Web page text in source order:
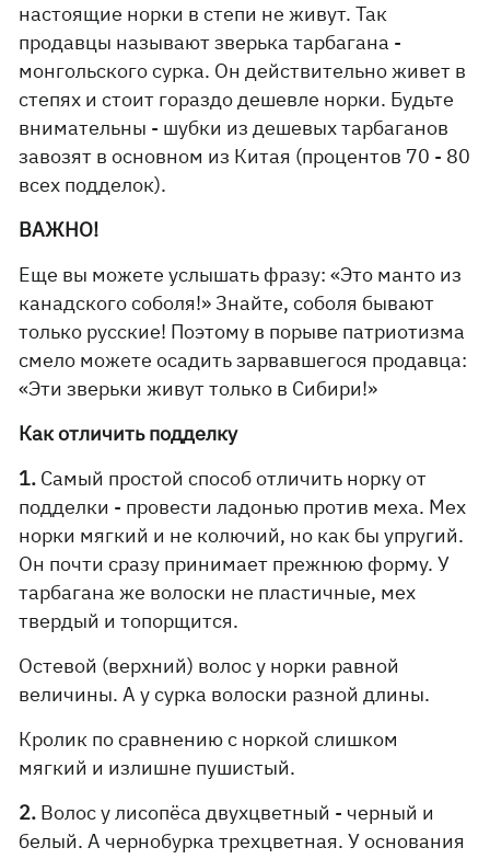
настоящие норки в степи не живут. Так
продавцы называют зверька тарбагана -
монгольского сурка. Он действительно живет в
степях и стоит гораздо дешевле норки. Будьте
внимательны - шубки из дешевых тарбаганов
завозят в основном из Китая (процентов 70 - 80
всех подделок).
ВАЖНО!
Еще вы можете услышать фразу: «Это манто из
канадского соболя!» Знайте, соболя бывают
только русские! Поэтому в порыве патриотизма
смело можете осадить зарвавшегося продавца:
«Эти зверьки живут только в Сибири!»
Как отличить подделку
1. Самый простой способ отличить норку от
подделки - провести ладонью против меха. Мех
норки мягкий и не колючий, но как бы упругий.
Он почти сразу принимает прежнюю форму. У
тарбагана же волоски не пластичные, мех
твердый и топорщится.
Остевой (верхний) волос у норки равной
величины. А у сурка волоски разной длины.
Кролик по сравнению с норкой слишком
мягкий и излишне пушистый.
2. Волос у лисопёса двухцветный - черный и
белый. А чернобурка трехцветная. У основания